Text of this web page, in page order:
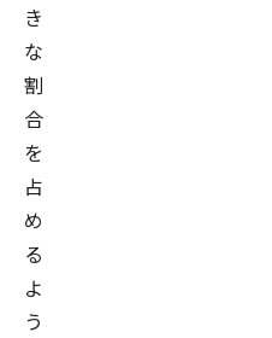
き
な
割
合
を
占
め
る
よ
う